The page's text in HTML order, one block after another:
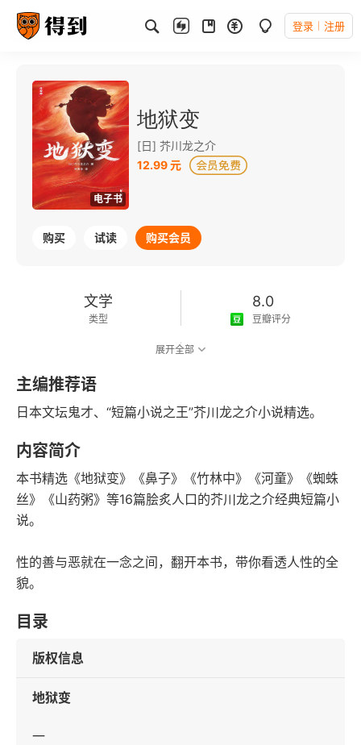
登录 注册
电子书
地狱变
[日] 芥川龙之介
12.99 元
购买 试读 购买会员
文学
类型
8.0
豆瓣评分
2023-04-01
发行日期
展开全部
主编推荐语
日本文坛鬼才、“短篇小说之王”芥川龙之介小说精选。
内容简介
本书精选《地狱变》《鼻子》《竹林中》《河童》《蜘蛛
丝》《山药粥》等16篇脍炙人口的芥川龙之介经典短篇小
说。
性的善与恶就在一念之间，翻开本书，带你看透人性的全
貌。
目录
版权信息
地狱变
一